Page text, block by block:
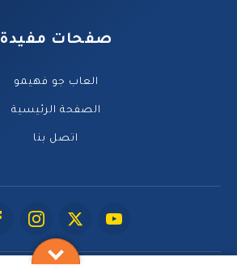
صفحات مفيدة
العاب جو فهيمو
الصفحة الرئيسية
اتصل بنا